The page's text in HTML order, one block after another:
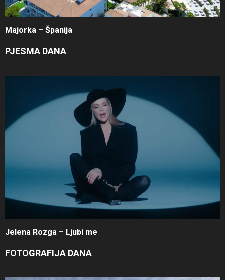
Majorka – Španija
PJESMA DANA
Jelena Rozga – Ljubi me
FOTOGRAFIJA DANA